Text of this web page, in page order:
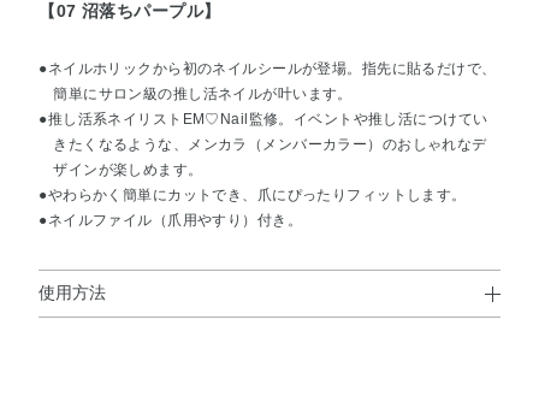
【07 沼落ちパープル】
●ネイルホリックから初のネイルシールが登場。指先に貼るだけで、
簡単にサロン級の推し活ネイルが叶います。
●推し活系ネイリストEM♡Nail監修。イベントや推し活につけてい
きたくなるような、メンカラ（メンバーカラー）のおしゃれなデ
ザインが楽しめます。
●やわらかく簡単にカットでき、爪にぴったりフィットします。
●ネイルファイル（爪用やすり）付き。
使用方法